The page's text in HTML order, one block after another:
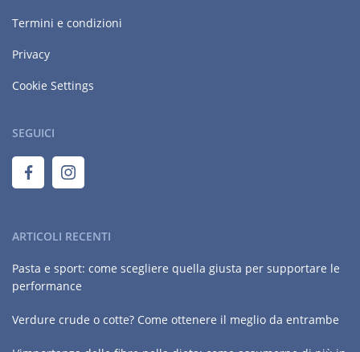
Termini e condizioni
Privacy
Cookie Settings
SEGUICI
ARTICOLI RECENTI
Pasta e sport: come scegliere quella giusta per supportare le
performance
Verdure crude o cotte? Come ottenere il meglio da entrambe